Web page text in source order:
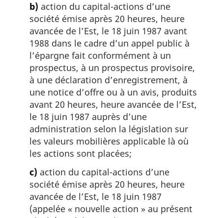
b) action du capital-actions d’une
société émise après 20 heures, heure
avancée de l’Est, le 18 juin 1987 avant
1988 dans le cadre d’un appel public à
l’épargne fait conformément à un
prospectus, à un prospectus provisoire,
à une déclaration d’enregistrement, à
une notice d’offre ou à un avis, produits
avant 20 heures, heure avancée de l’Est,
le 18 juin 1987 auprès d’une
administration selon la législation sur
les valeurs mobilières applicable là où
les actions sont placées;
c) action du capital-actions d’une
société émise après 20 heures, heure
avancée de l’Est, le 18 juin 1987
(appelée « nouvelle action » au présent